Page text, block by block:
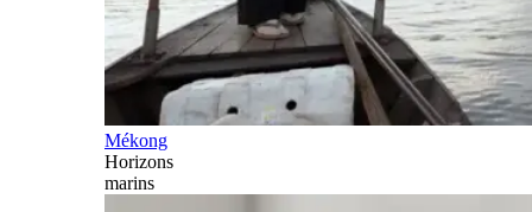
Mékong
Horizons
marins